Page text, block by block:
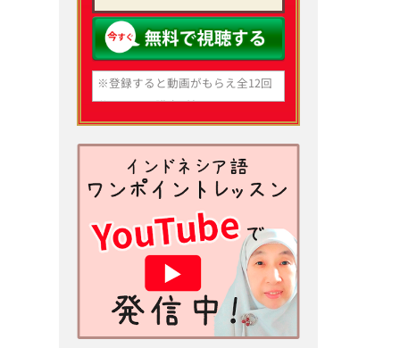
※登録すると動画がもらえ全12回
分のメール講座が毎日届くように
なります。
いつでも登録解除できますのでご
安心ください。
※スマホ、携帯アドレスで登録さ
れる方はあらかじめ info@bhs-
indonesia.com からのメール
を 受信できる設定にしてから
ご登録ください。
パソコンメールを受信拒否する設
定になっていると動画とメールが